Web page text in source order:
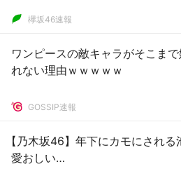
欅坂46速報
ワンピースの敵キャラがそこま
れない理由ｗｗｗｗｗ
GOSSIP速報
【乃木坂46】年下にカモにされる
愛おしい…